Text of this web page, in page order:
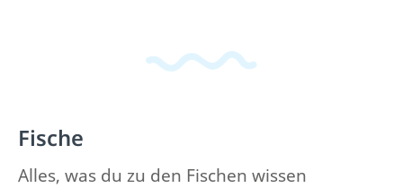
Fische
Alles, was du zu den Fischen wissen